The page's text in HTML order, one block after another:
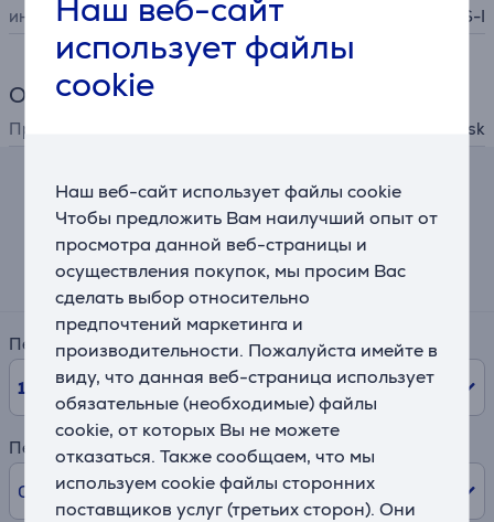
Наш веб-сайт
использует файлы
cookie
Наш веб-сайт использует файлы cookie
Чтобы предложить Вам наилучший опыт от
просмотра данной веб-страницы и
осуществления покупок, мы просим Вас
сделать выбор относительно
предпочтений маркетинга и
производительности. Пожалуйста имейте в
виду, что данная веб-страница использует
обязательные (необходимые) файлы
cookie, от которых Вы не можете
отказаться. Также сообщаем, что мы
используем cookie файлы сторонних
поставщиков услуг (третьих сторон). Они
интерфейс UHS-I
Общий параметр
Производитель Sandisk
Калькулятор лизинга и аренды
Примерный размер ежемесячного платежа
20 €
Период
10 мес.
Первый взнос
0% /0,00 €